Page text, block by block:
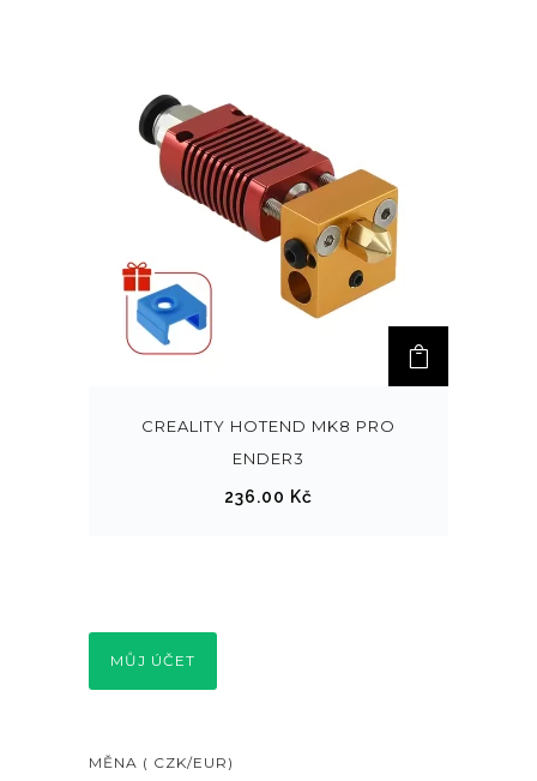
CREALITY HOTEND MK8 PRO
ENDER3
236.00 Kč
MŮJ ÚČET
MĚNA ( CZK/EUR)